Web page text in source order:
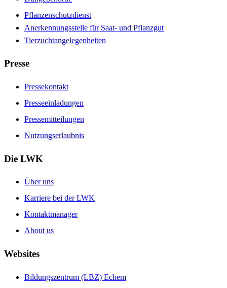
Pflanzenschutzdienst
Anerkennungsstelle für Saat- und Pflanzgut
Tierzuchtangelegenheiten
Presse
Pressekontakt
Presseeinladungen
Pressemitteilungen
Nutzungserlaubnis
Die LWK
Über uns
Karriere bei der LWK
Kontaktmanager
About us
Websites
Bildungszentrum (LBZ) Echem